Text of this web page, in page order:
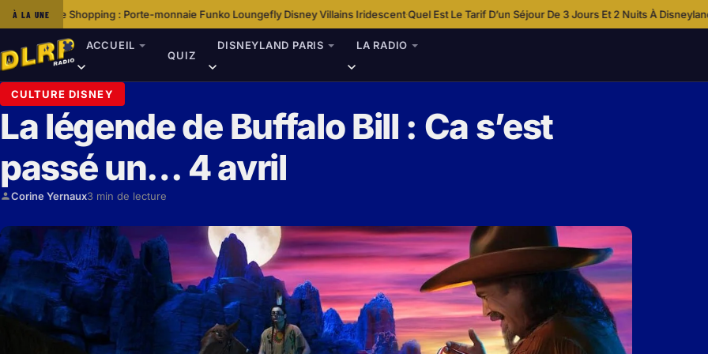
À LA UNE: Porte-monnaie Funko Loungefly Disney Villains Iridescent·Quel Est Le Tarif D’un Séjour De 3 Jours Et 2 Nuits À Disneyland Paris ?·Est-il
ACCUEIL
QUIZ
DISNEYLAND PARIS LA RADIO
CULTURE DISNEY
La légende de Buffalo Bill : Ca s’est
passé un… 4 avril
Corine Yernaux3 min de lecture